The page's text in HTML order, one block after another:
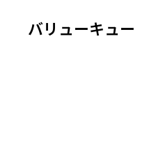
バリューキュー